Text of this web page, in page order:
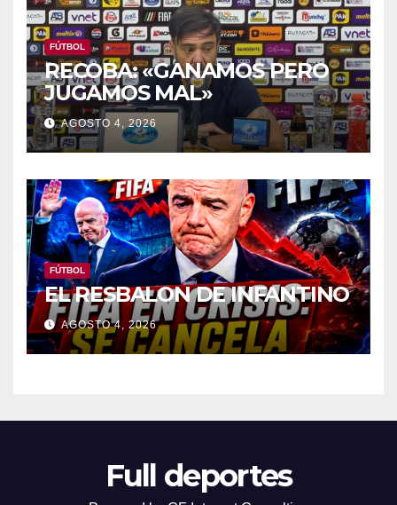
FÚTBOL
RECOBA: «GANAMOS PERO
JUGAMOS MAL»
AGOSTO 4, 2026
FÚTBOL
EL RESBALON DE INFANTINO
AGOSTO 4, 2026
Full deportes